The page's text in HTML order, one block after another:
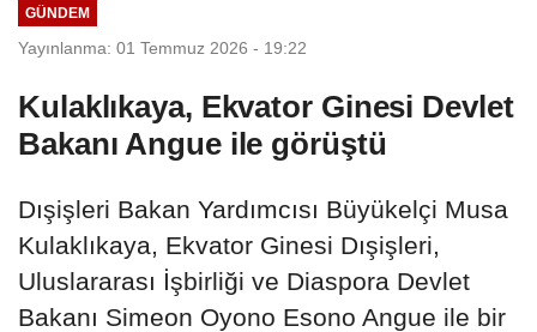
GÜNDEM
Yayınlanma: 01 Temmuz 2026 - 19:22
Kulaklıkaya, Ekvator Ginesi Devlet
Bakanı Angue ile görüştü
Dışişleri Bakan Yardımcısı Büyükelçi Musa
Kulaklıkaya, Ekvator Ginesi Dışişleri,
Uluslararası İşbirliği ve Diaspora Devlet
Bakanı Simeon Oyono Esono Angue ile bir